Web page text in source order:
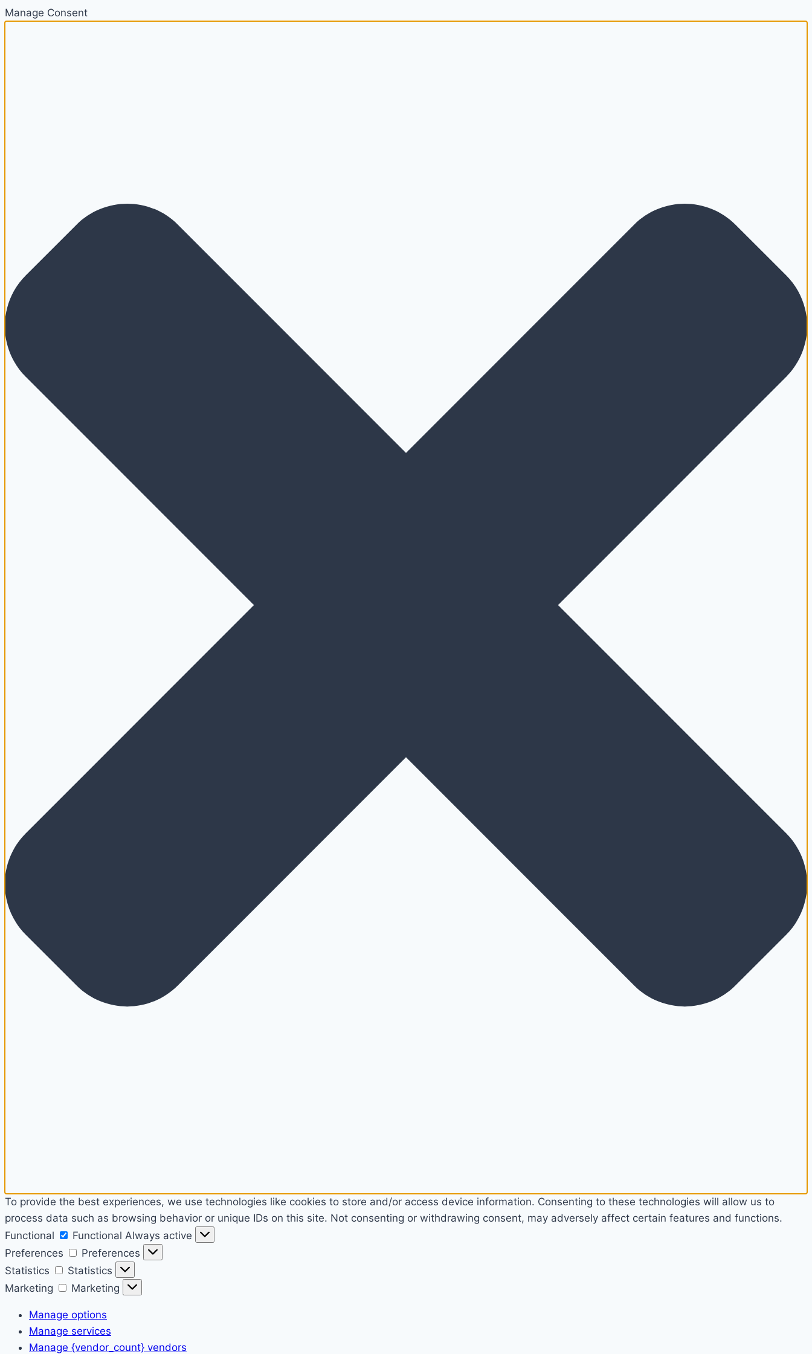
Manage Consent
To provide the best experiences, we use technologies like cookies to store and/or access device information. Consenting to these technologies will allow us to
process data such as browsing behavior or unique IDs on this site. Not consenting or withdrawing consent, may adversely affect certain features and functions.
Functional
Functional Always active
Preferences
Preferences
Statistics
Statistics
Marketing
Marketing
Manage options
Manage services
Manage {vendor_count} vendors